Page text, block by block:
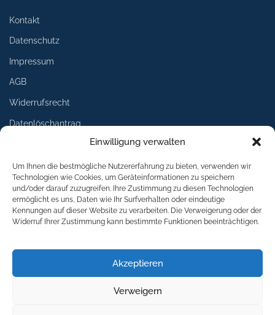
Einwilligung verwalten
Um Ihnen die bestmögliche Nutzererfahrung zu bieten, verwenden wir
Technologien wie Cookies, um Geräteinformationen zu speichern
und/oder darauf zuzugreifen. Ihre Zustimmung zu diesen Technologien
ermöglicht es uns, Daten wie Ihr Surfverhalten oder eindeutige
Kennungen auf dieser Website zu verarbeiten. Die Verweigerung oder der
Widerruf Ihrer Zustimmung kann bestimmte Funktionen beeinträchtigen.
Akzeptieren
Verweigern
Kontakt
Datenschutz
Impressum
AGB
Widerrufsrecht
Datenlöschantrag
Services
Lieferung
Umtausch
Rückgabe
Logoservice